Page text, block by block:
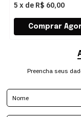
5 x de R$ 60,00
Preencha seus